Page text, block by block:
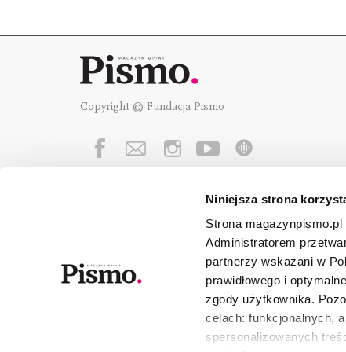
Niniejsza strona
Strona
Administratorem
partnerzy wskazani w
prawidłowego i
zgody użytkownika.
celach: funkcjonalnych,
spersonalizowanych
Copyright © Fundacja Pismo
Fundację Pismowspierają: